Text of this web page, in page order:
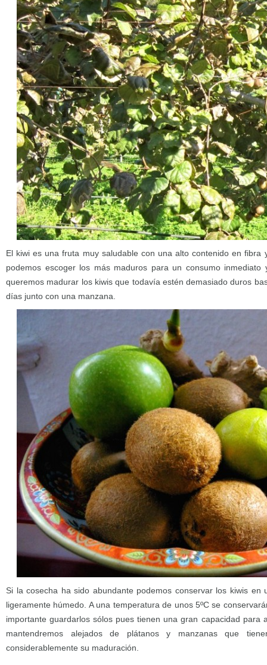
El kiwi es una fruta muy saludable con una alto contenido en fibra
podemos escoger los más maduros para un consumo inmediato
queremos madurar los kiwis que todavía estén demasiado duros
días junto con una manzana.
Si la cosecha ha sido abundante podemos conservar los kiwis en
ligeramente húmedo. A una temperatura de unos 5ºC se
importante guardarlos sólos pues tienen una gran capacidad para
mantendremos alejados de plátanos y manzanas que
considerablemente su maduración.